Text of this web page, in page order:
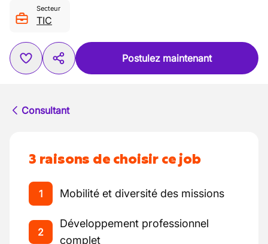
Secteur
TIC
Postulez maintenant
Consultant
3 raisons de choisir ce job
1 Mobilité et diversité des missions
2
Développement professionnel
complet